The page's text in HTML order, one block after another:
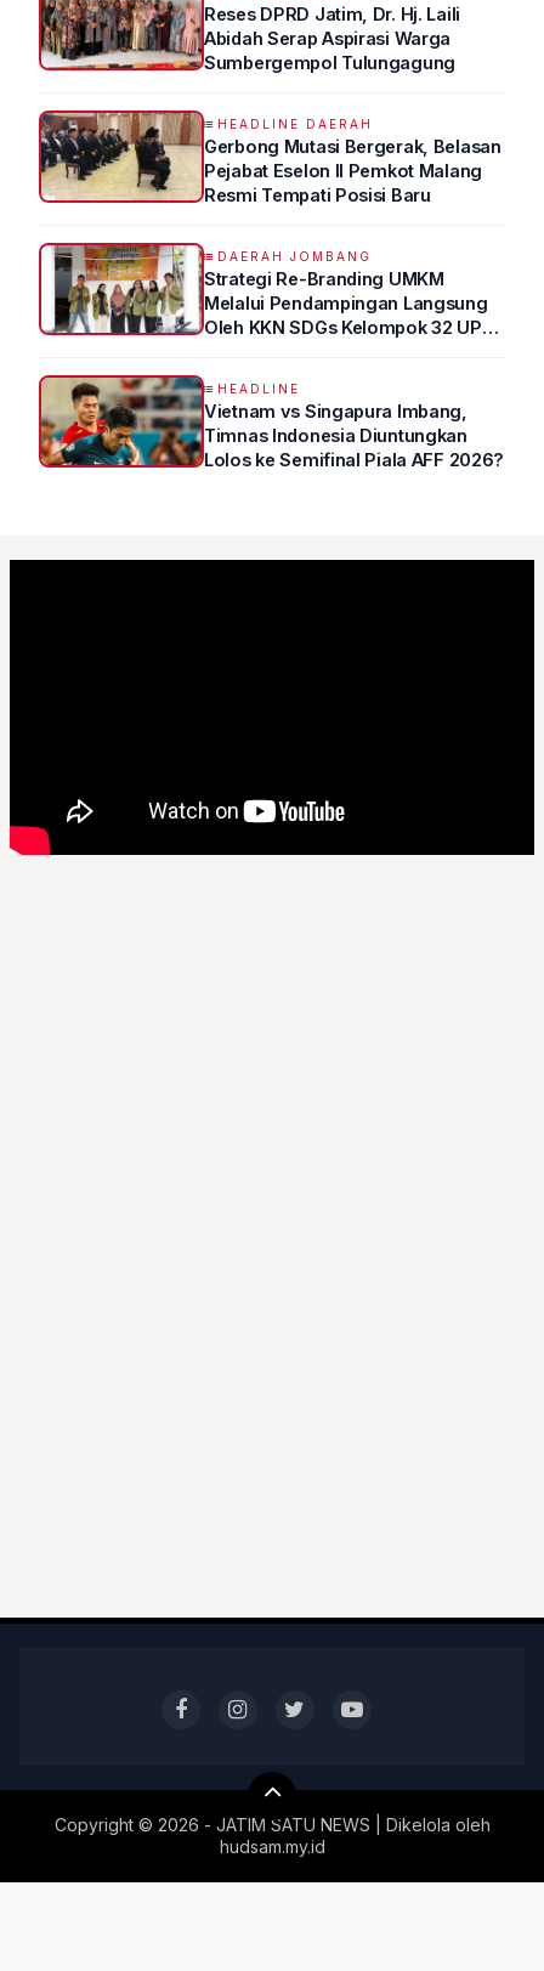
Reses DPRD Jatim, Dr. Hj. Laili
Abidah Serap Aspirasi Warga
Sumbergempol Tulungagung
HEADLINE DAERAH
Gerbong Mutasi Bergerak, Belasan
Pejabat Eselon II Pemkot Malang
Resmi Tempati Posisi Baru
DAERAH JOMBANG
Strategi Re-Branding UMKM
Melalui Pendampingan Langsung
Oleh KKN SDGs Kelompok 32 UPN
HEADLINE
Vietnam vs Singapura Imbang,
Timnas Indonesia Diuntungkan
Lolos ke Semifinal Piala AFF 2026?
Copyright © 2026 - JATIM SATU NEWS | Dikelola oleh
hudsam.my.id